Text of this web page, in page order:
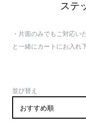
ステ
・片面のみでもご対応い
と一緒にカートにお入れ
並び替え